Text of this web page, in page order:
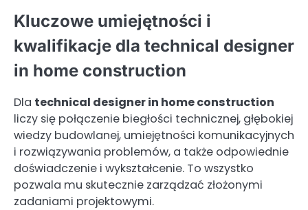
Kluczowe umiejętności i
kwalifikacje dla technical designer
in home construction
Dla technical designer in home construction
liczy się połączenie biegłości technicznej, głębokiej
wiedzy budowlanej, umiejętności komunikacyjnych
i rozwiązywania problemów, a także odpowiednie
doświadczenie i wykształcenie. To wszystko
pozwala mu skutecznie zarządzać złożonymi
zadaniami projektowymi.